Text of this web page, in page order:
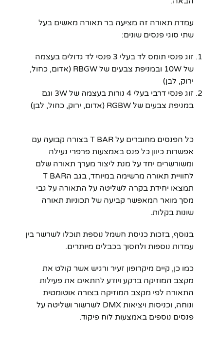
עמדת תאורה זה מציעה בר תאורה מאשים בעל
שתי סוגי פנסים שונים:
זוג פנסי תומס לד בעלי 3 פנסי לד גדולים בעצמה
של 10W ובמניפת צבעים של RBGW (אדום, כחול,
ירוק, לבן)
זוג פנסי דרבי בעלי 4 נורות בעצמה של 3W וגם
במניפת צבעים של RGBW (אדום, ירוק, כחול, לבן)
כל הפנסים מחוברים על T BAR בצורה קבועה עם
אפשרות כיוון כל פנס באמצעות פרפרי נעילה
ומשורשרים יחד על מנת ליצור מערך תאורה שלם
לחוויית תאורה מרשימה במיוחד, בגב הT BAR
תמצאו יחידת בקרה לשליטה על התאורה על גבי
מסך מואר המאפשר קביעה של תכוניות תאורה
שונות בקלות.
בנוסף, בזכות כניסת חשמל נוספת תוכלו לשרשר בין
עמדות נוספות ולחסוך בכבלים מיותרים.
כמו כן, קיים מיקרופון זעיר ורגיש אשר קולט את
מקצב המוזיקה ברקע ויודע להתאים את פעילות
התאורה לפי מקצב המוזיקה בצורה אוטומטית
ונוחה, וכניסות ויציאות DMX לשרשור ושליטה על
פנסים נוספים באמצעות לוח פיקוד.